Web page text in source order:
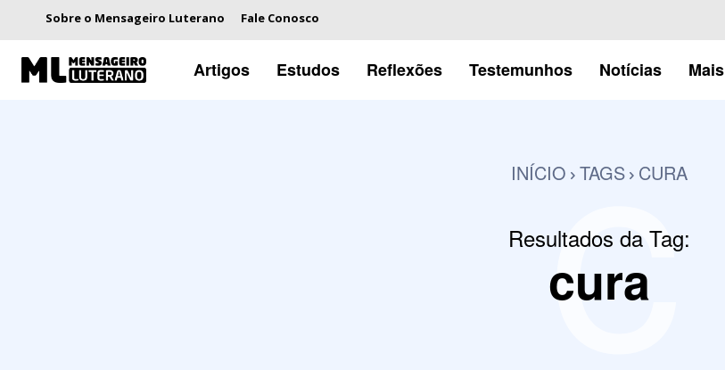
Sobre o Mensageiro Luterano Fale Conosco
Artigos Estudos Reflexões Testemunhos Notícias Mais
INÍCIO TAGS CURA
Resultados da Tag:
cura
c